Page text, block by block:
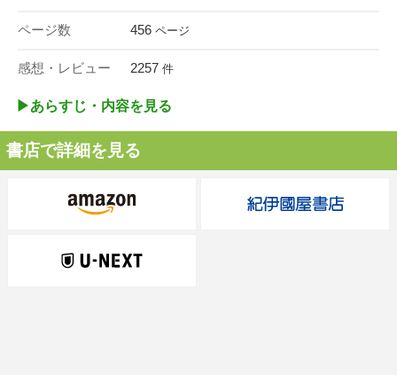
ページ数 456 ページ
感想・レビュー 2257 件
▶︎あらすじ・内容を見る
書店で詳細を見る